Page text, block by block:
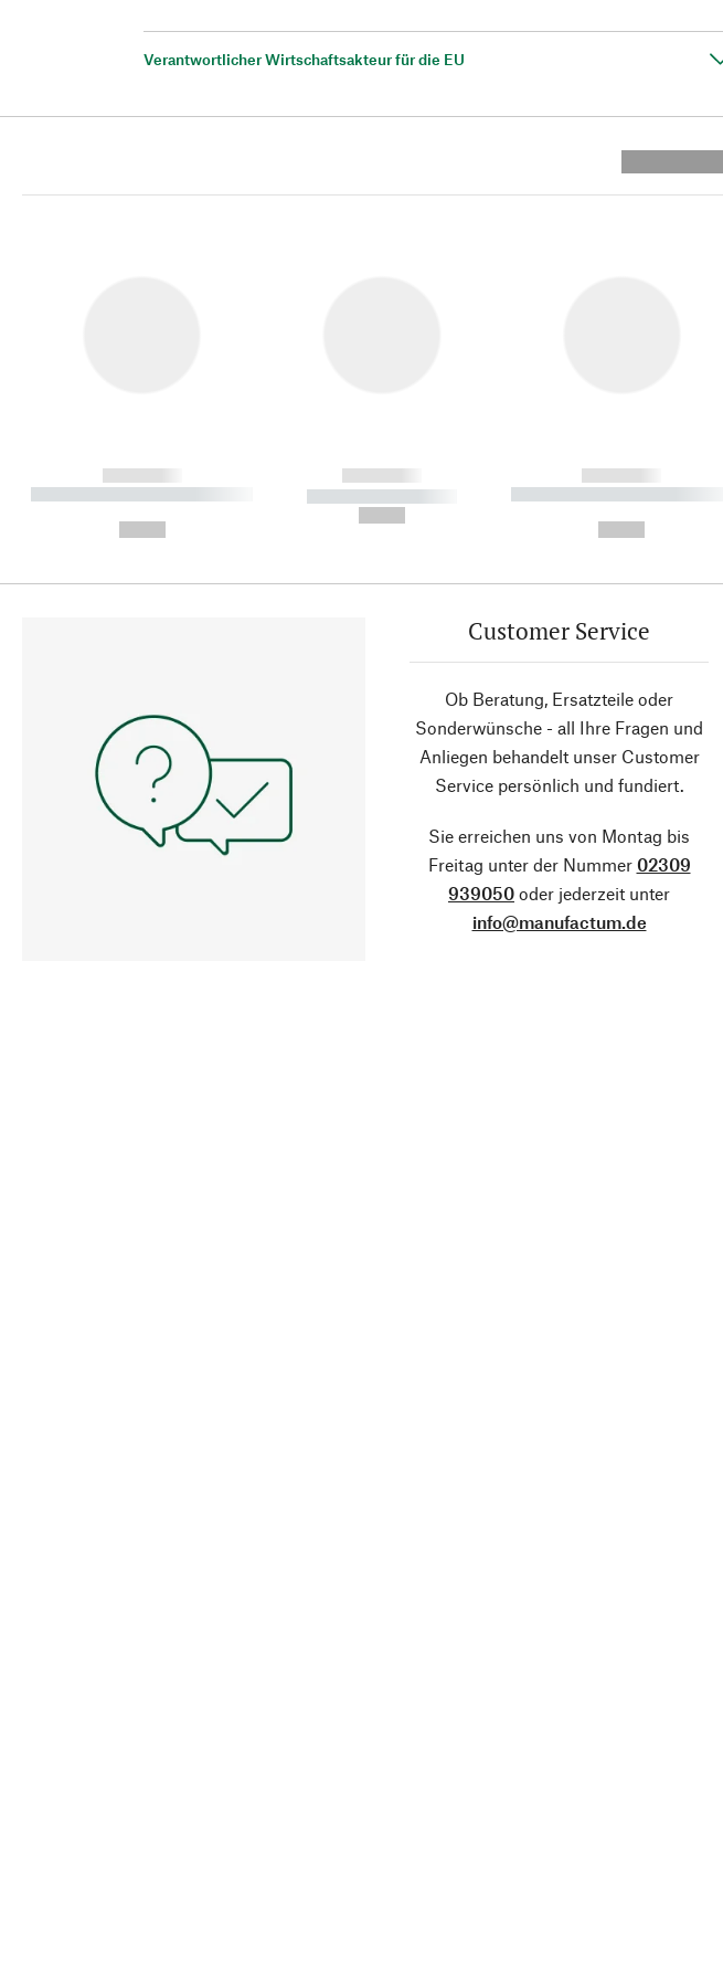
Verantwortlicher Wirtschaftsakteur für die EU
------------
----------- ----------- ----------
------------
----------- -----------
------------
----------- ----------- ----------
Customer Service
Ob Beratung, Ersatzteile oder
Sonderwünsche - all Ihre Fragen und
Anliegen behandelt unser Customer
Service persönlich und fundiert.
Sie erreichen uns von Montag bis
Freitag unter der Nummer 02309
939050 oder jederzeit unter
info@manufactum.de